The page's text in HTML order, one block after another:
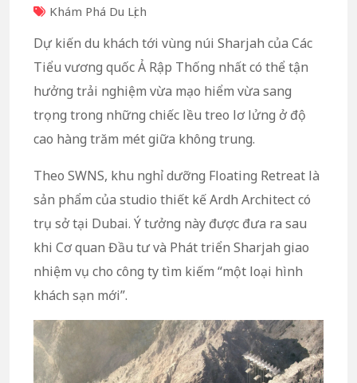
Khám Phá Du Lịch
Dự kiến du khách tới vùng núi Sharjah của Các
Tiểu vương quốc Ả Rập Thống nhất có thể tận
hưởng trải nghiệm vừa mạo hiểm vừa sang
trọng trong những chiếc lều treo lơ lửng ở độ
cao hàng trăm mét giữa không trung.
Theo SWNS, khu nghỉ dưỡng Floating Retreat là
sản phẩm của studio thiết kế Ardh Architect có
trụ sở tại Dubai. Ý tưởng này được đưa ra sau
khi Cơ quan Đầu tư và Phát triển Sharjah giao
nhiệm vụ cho công ty tìm kiếm “một loại hình
khách sạn mới”.